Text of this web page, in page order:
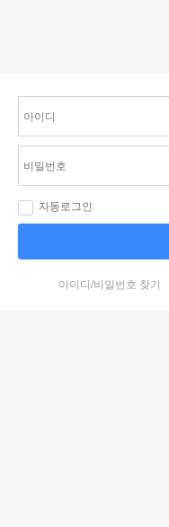
자동로그인
아이디/비밀번호 찾기